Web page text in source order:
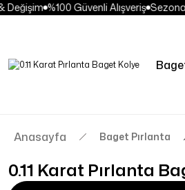
%100 Güvenli Alışveriş Sezona
Anasayfa Baget Pırlanta
0.11 Karat Pırlanta